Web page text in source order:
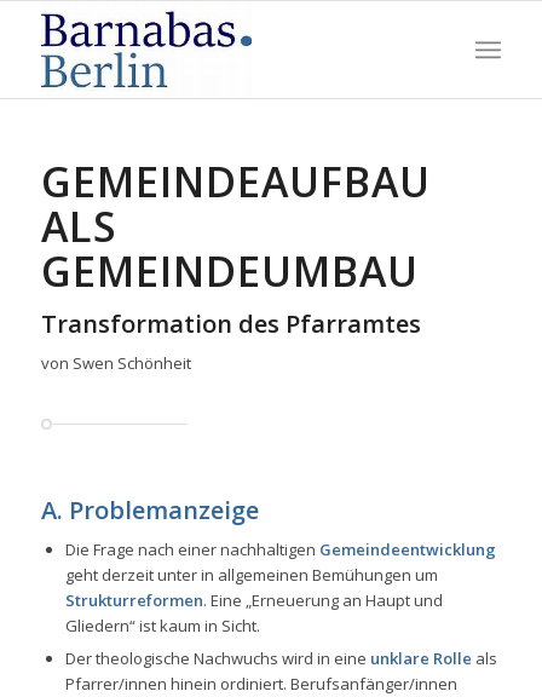
GEMEINDEAUFBAU
ALS
GEMEINDEUMBAU
Transformation des Pfarramtes
von Swen Schönheit
A. Problemanzeige
Die Frage nach einer nachhaltigen Gemeindeentwicklung
geht derzeit unter in allgemeinen Bemühungen um
Strukturreformen. Eine „Erneuerung an Haupt und
Gliedern“ ist kaum in Sicht.
Der theologische Nachwuchs wird in eine unklare Rolle als
Pfarrer/innen hinein ordiniert. Berufsanfänger/innen